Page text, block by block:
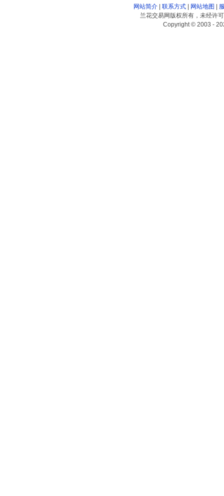
网站简介| 联系方式| 网站地图
兰花交易网版权所有，未经许
Copyright © 2003 -